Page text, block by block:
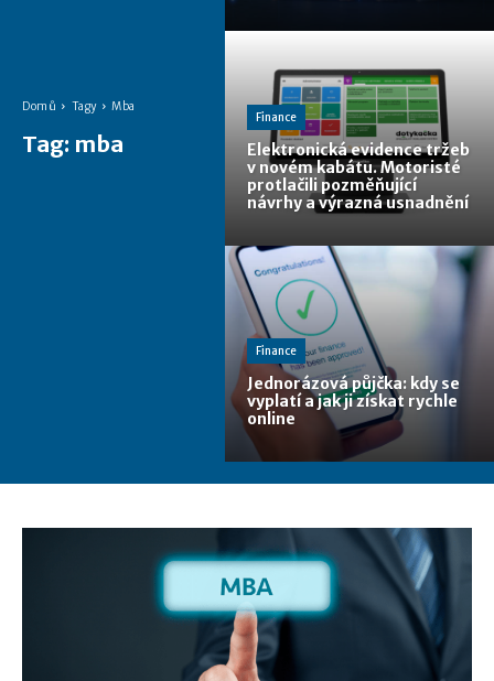
Domů Tagy Mba
Tag: mba
Finance
Elektronická evidence tržeb
v novém kabátu. Motoristé
protlačili pozměňující
návrhy a výrazná usnadnění
Finance
Jednorázová půjčka: kdy se
vyplatí a jak ji získat rychle
online